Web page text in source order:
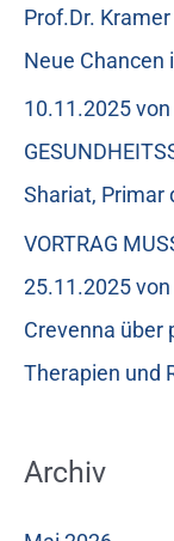
Prof.Dr.
Neue Chancen
10.11.2025 von
Shariat, Primar
VORTRAG
25.11.2025 von
Crevenna über
Therapien und
Archiv